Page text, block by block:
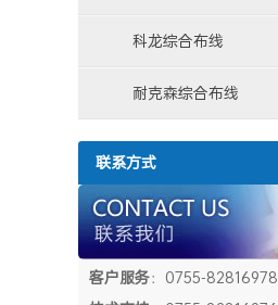
科龙综合布线
耐克森综合布线
联系方式
客户服务：0755-82816978